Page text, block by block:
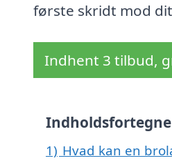
første skridt mod
Indhent 3 tilbud,
1) Hvad kan en